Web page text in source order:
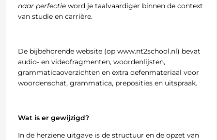
naar perfectieword je taalvaardiger binnen de context
van studie en carrière.
De bijbehorende website (op www.nt2school.nl) bevat
audio- en videofragmenten, woordenlijsten,
grammaticaoverzichten en extra oefenmateriaal voor
woordenschat, grammatica, preposities en uitspraak.
Wat is er gewijzigd?
In de herziene uitgave is de structuur en de opzet van